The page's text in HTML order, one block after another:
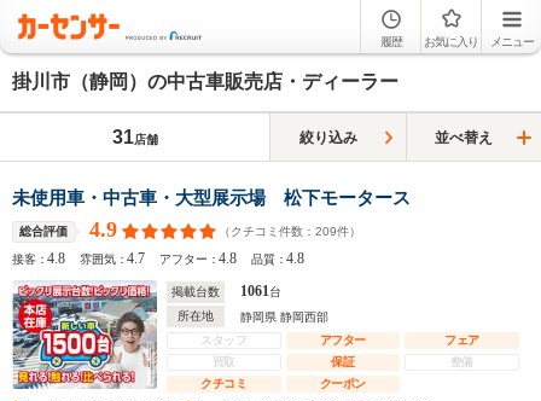
履歴 お気に入り メニュー
掛川市（静岡）の中古車販売店・ディーラー
31店舗 絞り込み 並べ替え
未使用車・中古車・大型展示場 松下モータース
総合評価 4.9 （クチコミ件数： 209件）
接客：4.8 雰囲気：4.7 アフター：4.8 品質：4.8
掲載台数 1061台
所在地
静岡県 静岡西部
スタッフ
アフター
フェア
買取
保証
整備
クチコミ
クーポン